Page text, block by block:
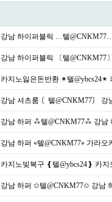
강남 하이퍼블릭 …텔
강남 하이퍼블릭 〔텔@CNKM77
카지노잃은돈반환 ✴텔@ybcs24✴
강남 셔츠룸 〘텔@CNKM77〙
강남 하퍼 ⁂텔@CNKM77⁂ 강남
강남 하퍼 «텔@CNKM77» 가라
카지노빚복구 ❴텔@ybcs24❵ 카
강남 하퍼 ✩텔@CNKM77✩ 강남